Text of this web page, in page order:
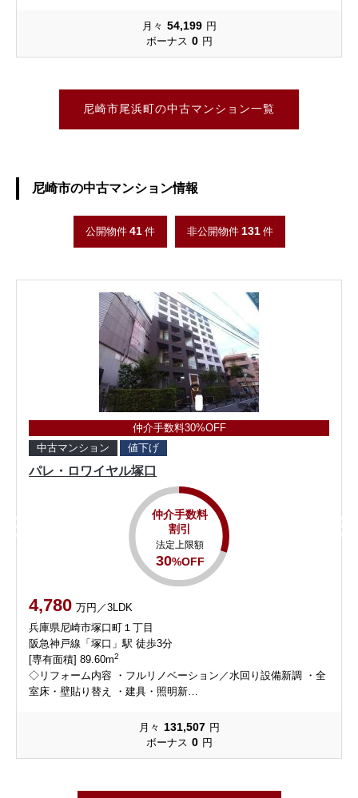
月々 54,199 円
ボーナス 0 円
尼崎市尾浜町の中古マンション一覧
尼崎市の中古マンション情報
公開物件 41 件 非公開物件 131 件
仲介手数料30%OFF
中古マンション
値下げ
パレ・ロワイヤル塚口
仲介手数料
割引
法定上限額
30%OFF
4,780 万円／3LDK
兵庫県尼崎市塚口町１丁目
阪急神戸線「塚口」駅 徒歩3分
[専有面積] 89.60m2
◇リフォーム内容 ・フルリノベーション／水回り設備新調 ・全
室床・壁貼り替え ・建具・照明新…
月々 131,507 円
ボーナス 0 円